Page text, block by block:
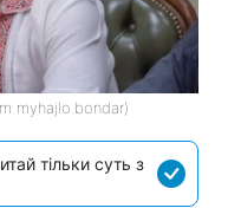
myhajlo.bondar)
тільки суть з